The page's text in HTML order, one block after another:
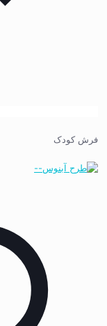
فرش کودک